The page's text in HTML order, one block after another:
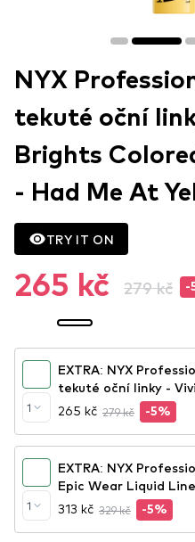
NYX
tekuté oční
Brights
- Had Me At
TRY IT ON
265 kč 279 kč -
1
EXTRA: NYX
tekuté oční linky -
Colored Liquid
Pink Twice (VBLL08)
265 kč 279 kč -5%
1
EXTRA: NYX
Epic Wear Liquid
- Yellow
313 kč 329 kč -5%